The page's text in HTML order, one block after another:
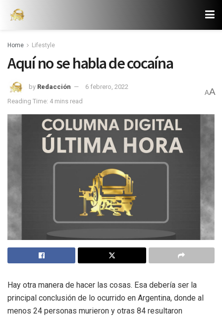
Home Lifestyle
Aquí no se habla de cocaína
by Redacción
6 febrero, 2022
Reading Time: 4 mins read
AA
Hay otra manera de hacer las cosas. Esa debería ser la
principal conclusión de lo ocurrido en Argentina, donde al
menos 24 personas murieron y otras 84 resultaron